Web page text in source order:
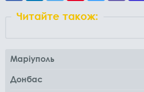
Читайте також:
Маріуполь
Донбас